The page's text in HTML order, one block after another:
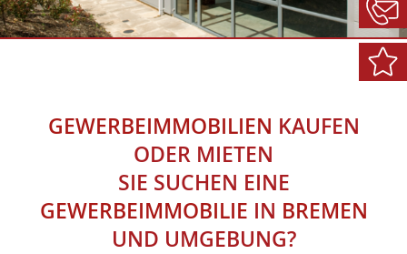
GEWERBEIMMOBILIEN KAUFEN
ODER MIETEN
SIE SUCHEN EINE
GEWERBEIMMOBILIE IN BREMEN
UND UMGEBUNG?